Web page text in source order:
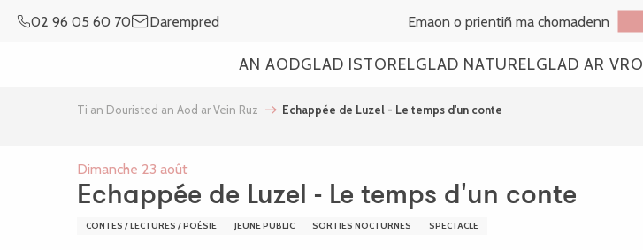
02 96 05 60 70 Darempred Emaon o prientiñ ma chomadenn
AN AODGLAD ISTORELGLAD NATURELGLAD AR VRO
Ti an Douristed an Aod ar Vein Ruz Echappée de Luzel - Le temps d'un conte
Dimanche 23 août
Echappée de Luzel - Le temps d'un conte
CONTES / LECTURES / POÉSIE JEUNE PUBLIC SORTIES NOCTURNES SPECTACLE